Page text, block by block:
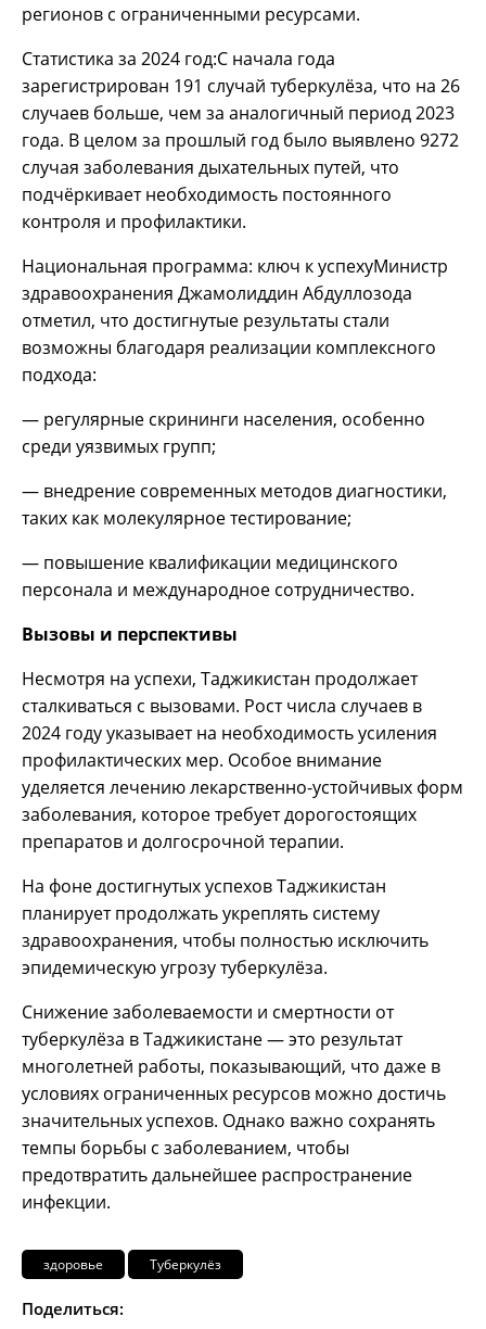
регионов с ограниченными ресурсами.
Статистика за 2024 год:С начала года
зарегистрирован 191 случай туберкулёза, что на 26
случаев больше, чем за аналогичный период 2023
года. В целом за прошлый год было выявлено 9272
случая заболевания дыхательных путей, что
подчёркивает необходимость постоянного
контроля и профилактики.
Национальная программа: ключ к успехуМинистр
здравоохранения Джамолиддин Абдуллозода
отметил, что достигнутые результаты стали
возможны благодаря реализации комплексного
подхода:
— регулярные скрининги населения, особенно
среди уязвимых групп;
— внедрение современных методов диагностики,
таких как молекулярное тестирование;
— повышение квалификации медицинского
персонала и международное сотрудничество.
Вызовы и перспективы
Несмотря на успехи, Таджикистан продолжает
сталкиваться с вызовами. Рост числа случаев в
2024 году указывает на необходимость усиления
профилактических мер. Особое внимание
уделяется лечению лекарственно-устойчивых форм
заболевания, которое требует дорогостоящих
препаратов и долгосрочной терапии.
На фоне достигнутых успехов Таджикистан
планирует продолжать укреплять систему
здравоохранения, чтобы полностью исключить
эпидемическую угрозу туберкулёза.
Снижение заболеваемости и смертности от
туберкулёза в Таджикистане — это результат
многолетней работы, показывающий, что даже в
условиях ограниченных ресурсов можно достичь
значительных успехов. Однако важно сохранять
темпы борьбы с заболеванием, чтобы
предотвратить дальнейшее распространение
инфекции.
здоровье Туберкулёз
Поделиться: